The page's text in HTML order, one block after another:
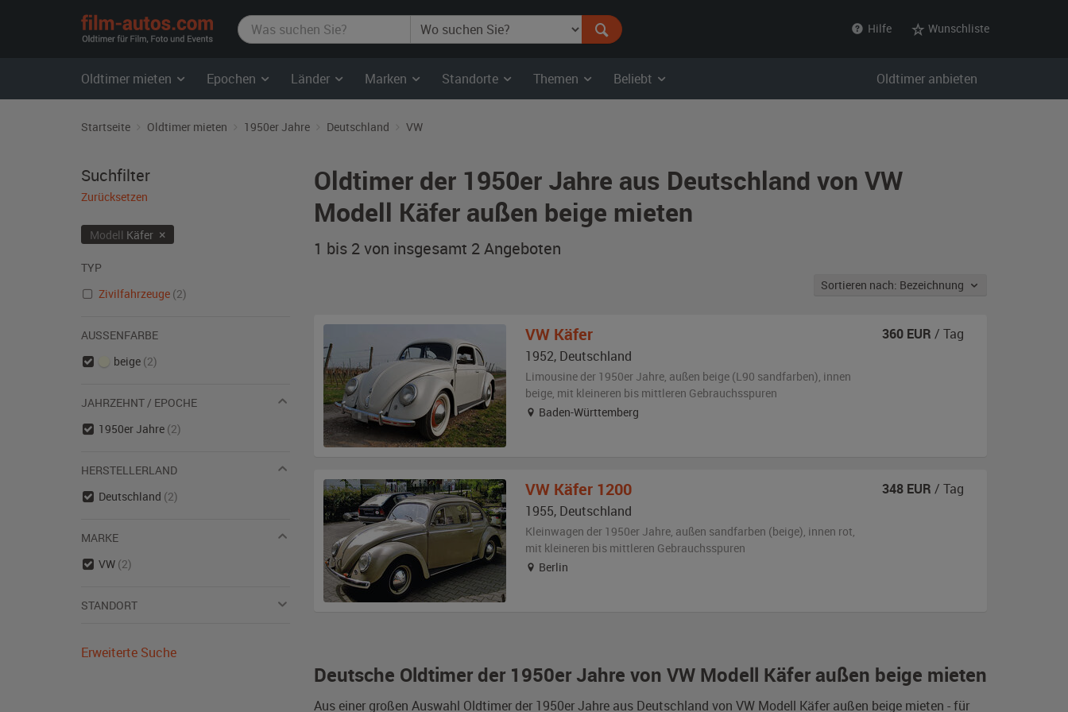
film-
autos.com
Hilfe Wunschliste
Oldtimer mieten Epochen Länder Marken Standorte Themen Beliebt Oldtimer anbieten
Startseite Oldtimer mieten 1950er Jahre Deutschland VW
Oldtimer der 1950er Jahre aus Deutschland von VW
Modell Käfer außen beige mieten
1 bis 2 von insgesamt 2Angeboten
Sortieren nach: Bezeichnung
Deutsche Oldtimer der 1950er Jahre von VW Modell Käfer außen beige mieten
Aus einer großen Auswahl Oldtimer der 1950er Jahre aus Deutschland von VW Modell Käfer außen beige mieten - für
VW Käfer
1952, Deutschland
Limousine der 1950er Jahre, außen beige (L90 sandfarben), innen
beige, mit kleineren bis mittleren Gebrauchsspuren
Baden-Württemberg
360 EUR / Tag
VW Käfer 1200
1955, Deutschland
Kleinwagen der 1950er Jahre, außen sandfarben (beige), innen rot,
mit kleineren bis mittleren Gebrauchsspuren
Berlin
348 EUR / Tag
Suchfilter
Zurücksetzen
Modell Käfer ×
TYP
Zivilfahrzeuge (2)
AUSSENFARBE
beige (2)
JAHRZEHNT / EPOCHE
1950er Jahre (2)
HERSTELLERLAND
Deutschland (2)
MARKE
VW (2)
STANDORT
Erweiterte Suche